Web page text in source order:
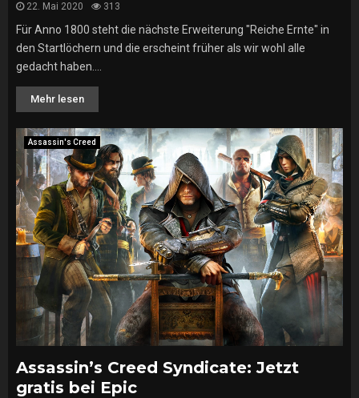
22. Mai 2020 313
Für Anno 1800 steht die nächste Erweiterung "Reiche Ernte" in
den Startlöchern und die erscheint früher als wir wohl alle
gedacht haben....
Mehr lesen
Assassin's Creed
Assassin’s Creed Syndicate: Jetzt
gratis bei Epic